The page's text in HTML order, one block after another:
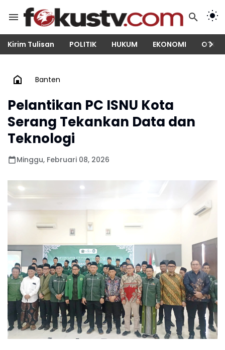
Kirim Tulisan POLITIK HUKUM EKONOMI
Banten
Pelantikan PC ISNU Kota
Serang Tekankan Data dan
Teknologi
Minggu, Februari 08, 2026